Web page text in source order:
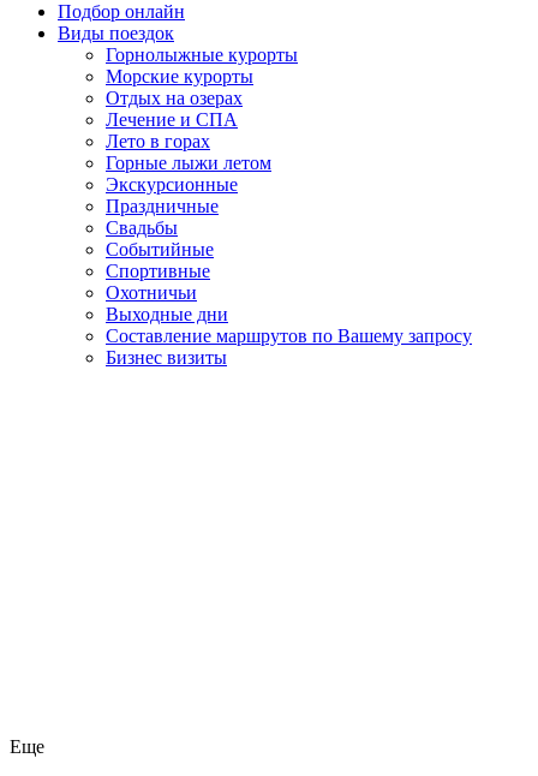
Подбор онлайн
Виды поездок
Горнолыжные курорты
Морские курорты
Отдых на озерах
Лечение и СПА
Лето в горах
Горные лыжи летом
Экскурсионные
Праздничные
Свадьбы
Событийные
Спортивные
Охотничьи
Выходные дни
Составление маршрутов по Вашему запросу
Бизнес визиты
Еще